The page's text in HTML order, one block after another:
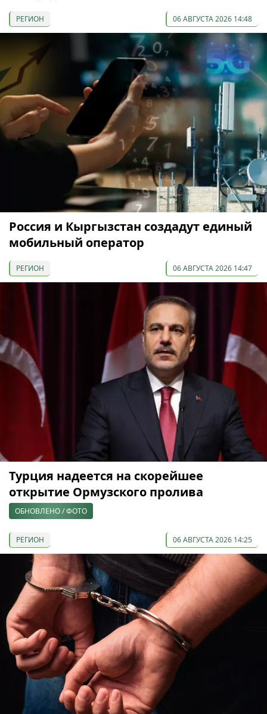
РЕГИОН 06 АВГУСТА 2026 14:48
Россия и Кыргызстан создадут единый
мобильный оператор
РЕГИОН 06 АВГУСТА 2026 14:47
Турция надеется на скорейшее
открытие Ормузского пролива
ОБНОВЛЕНО / ФОТО
РЕГИОН 06 АВГУСТА 2026 14:25